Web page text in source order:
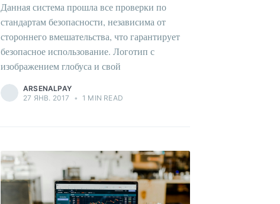
Данная система прошла все проверки по
стандартам безопасности, независима от
стороннего вмешательства, что гарантирует
безопасное использование. Логотип с
изображением глобуса и свой
ARSENALPAY
27 ЯНВ. 2017
• 1 MIN READ